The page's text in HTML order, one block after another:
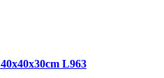
L963